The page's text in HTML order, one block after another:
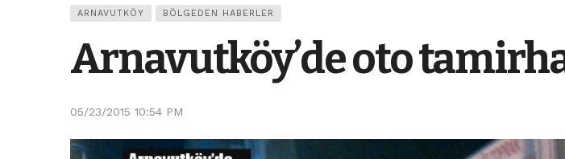
Toprak kaydı: 3 hafriyat kamyonu birbirlerinin üzerine devrildi
İstanbul Havalimanı yolundaki kazada, taksideki yolcu öldü 3 yıl önce
Arnavutkoy Belediyesi’ne su baskını tepkisi 3 yıl önce
ARNAVUTKÖY BÖLGEDEN HABERLER
Arnavutköy’de oto
05/23/2015 10:54 PM